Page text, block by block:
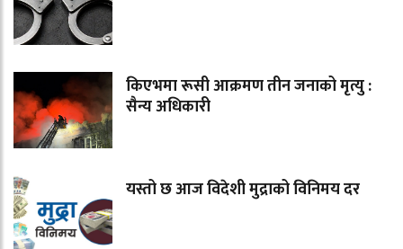
किएभमा रूसी आक्रमण तीन जनाको मृत्यु :
सैन्य अधिकारी
यस्तो छ आज विदेशी मुद्राको विनिमय दर